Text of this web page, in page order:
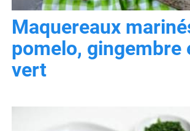
Maquereaux
pomelo, gingembre
vert